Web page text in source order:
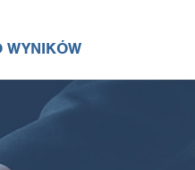
WYNIKÓW